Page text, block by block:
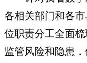
各相关部门和各
位职责分工全面
监管风险和隐患